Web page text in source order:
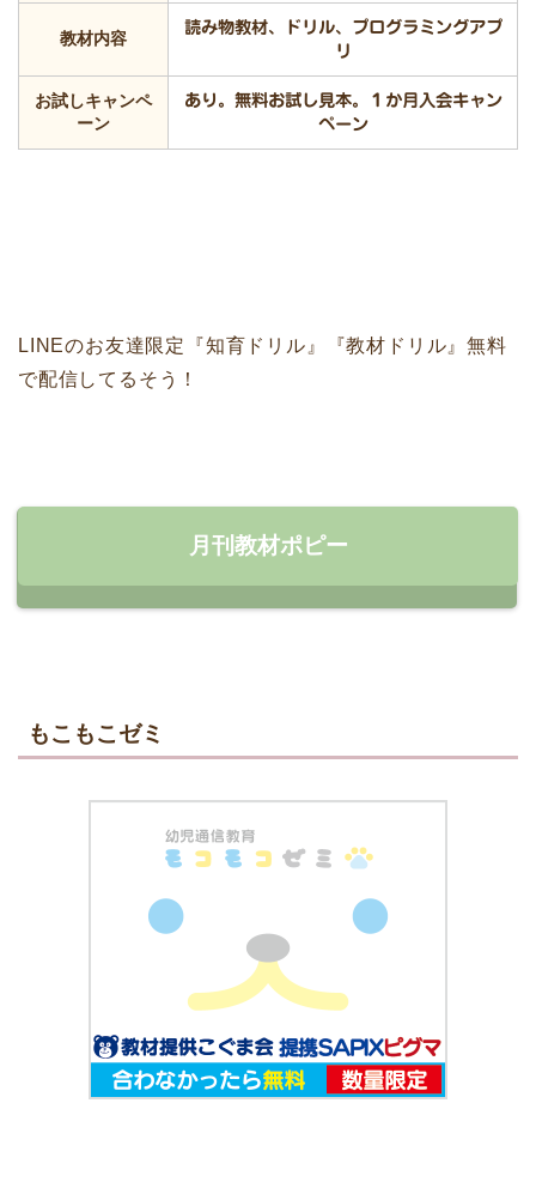
教材内容
読み物教材、ドリル、プログラミングアプ
リ
お試しキャンペ
ーン
あり。無料お試し見本。１か月入会キャン
ペーン
LINEのお友達限定『知育ドリル』『教材ドリル』無料
で配信してるそう！
月刊教材ポピー
もこもこゼミ